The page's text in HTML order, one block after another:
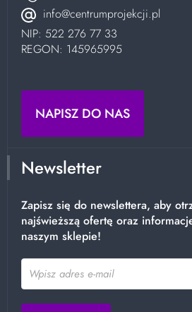
info@centrumprojekcji.pl
NIP: 522 276 77 33
REGON: 145965995
NAPISZ DO NAS
Newsletter
Zapisz się do newslettera, aby
najświeższą ofertę oraz
naszym sklepie!